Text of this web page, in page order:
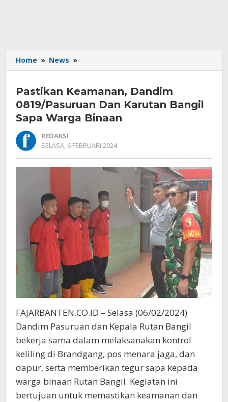
Home » News »
Keamanan,
0819/Pasuruan
Dan
Karutan
Bangil
Warga
Binaan
Pastikan Keamanan, Dandim
0819/Pasuruan Dan Karutan Bangil
Sapa Warga Binaan
REDAKSI
SELASA, 6 FEBRUARI 2024
FAJARBANTEN.CO.ID – Selasa (06/02/2024)
Dandim Pasuruan dan Kepala Rutan Bangil
bekerja sama dalam melaksanakan kontrol
keliling di Brandgang, pos menara jaga, dan
dapur, serta memberikan tegur sapa kepada
warga binaan Rutan Bangil. Kegiatan ini
bertujuan untuk memastikan keamanan dan